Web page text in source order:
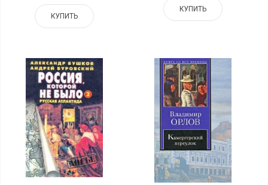
КУПИТЬ
КУПИТЬ